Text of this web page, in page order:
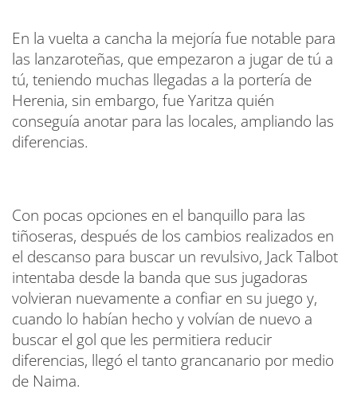
En la vuelta a cancha la mejoría fue notable para
las lanzaroteñas, que empezaron a jugar de tú a
tú, teniendo muchas llegadas a la portería de
Herenia, sin embargo, fue Yaritza quién
conseguía anotar para las locales, ampliando las
diferencias.
Con pocas opciones en el banquillo para las
tiñoseras, después de los cambios realizados en
el descanso para buscar un revulsivo, Jack Talbot
intentaba desde la banda que sus jugadoras
volvieran nuevamente a confiar en su juego y,
cuando lo habían hecho y volvían de nuevo a
buscar el gol que les permitiera reducir
diferencias, llegó el tanto grancanario por medio
de Naima.